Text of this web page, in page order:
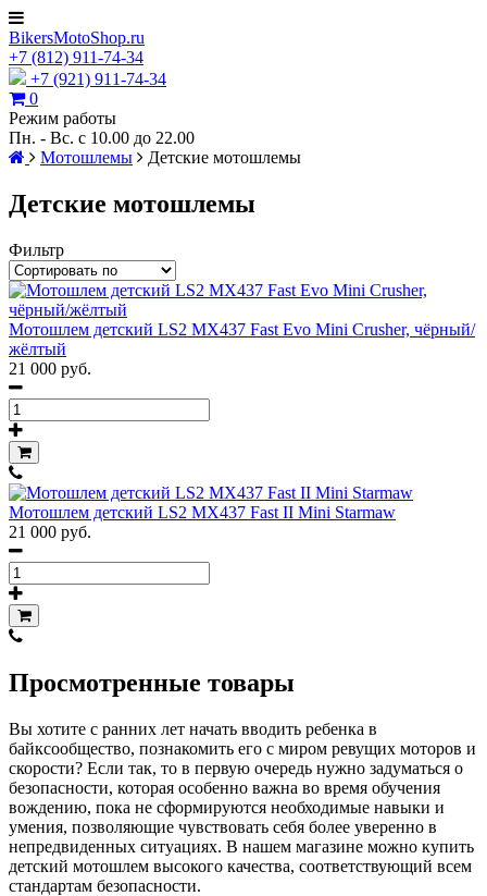
BikersMotoShop.ru
+7 (812) 911-74-34
+7 (921) 911-74-34
0
Режим работы
Пн. - Вс. с 10.00 до 22.00
Мотошлемы
Детские мотошлемы
Детские мотошлемы
Фильтр
Мотошлем детский LS2 MX437 Fast Evo Mini Crusher, чёрный/
жёлтый
21 000 руб.
Мотошлем детский LS2 MX437 Fast II Mini Starmaw
21 000 руб.
Просмотренные товары
Вы хотите с ранних лет начать вводить ребенка в
байксообщество, познакомить его с миром ревущих моторов и
скорости? Если так, то в первую очередь нужно задуматься о
безопасности, которая особенно важна во время обучения
вождению, пока не сформируются необходимые навыки и
умения, позволяющие чувствовать себя более уверенно в
непредвиденных ситуациях. В нашем магазине можно купить
детский мотошлем высокого качества, соответствующий всем
стандартам безопасности.